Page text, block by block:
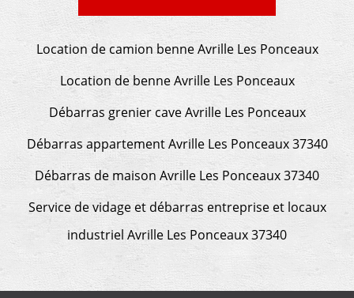
Location de camion benne Avrille Les Ponceaux
Location de benne Avrille Les Ponceaux
Débarras grenier cave Avrille Les Ponceaux
Débarras appartement Avrille Les Ponceaux 37340
Débarras de maison Avrille Les Ponceaux 37340
Service de vidage et débarras entreprise et locaux
industriel Avrille Les Ponceaux 37340